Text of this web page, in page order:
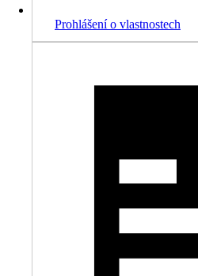
Prohlášení o vlastnostech